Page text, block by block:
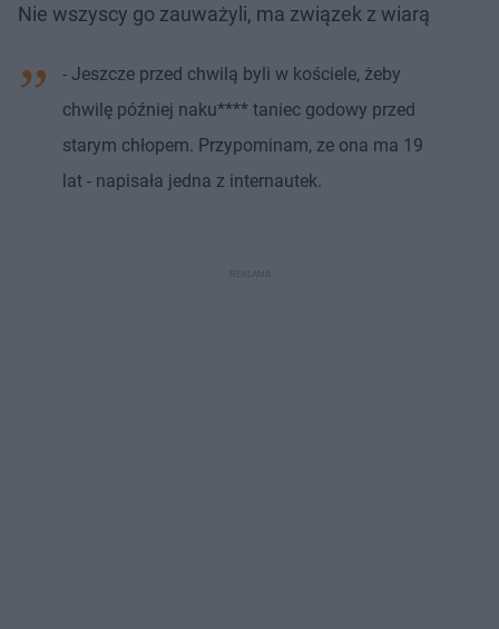
Nie wszyscy go zauważyli, ma związek z wiarą
- Jeszcze przed chwilą byli w kościele, żeby
chwilę później naku**** taniec godowy przed
starym chłopem. Przypominam, ze ona ma 19
lat - napisała jedna z internautek.